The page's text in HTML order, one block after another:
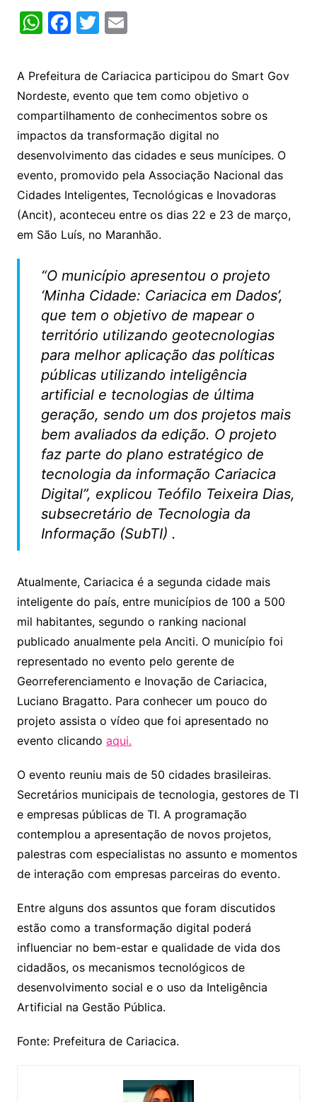
W
at
s
A
p
p
F
c
e
b
o
o
k
T
itt
er
E
ai
l
A Prefeitura de Cariacica participou do Smart Gov
Nordeste, evento que tem como objetivo o
compartilhamento de conhecimentos sobre os
impactos da transformação digital no
desenvolvimento das cidades e seus munícipes. O
evento, promovido pela Associação Nacional das
Cidades Inteligentes, Tecnológicas e Inovadoras
(Ancit), aconteceu entre os dias 22 e 23 de março,
em São Luís, no Maranhão.
“O município apresentou o projeto
‘Minha Cidade: Cariacica em Dados’,
que tem o objetivo de mapear o
território utilizando geotecnologias
para melhor aplicação das políticas
públicas utilizando inteligência
artificial e tecnologias de última
geração, sendo um dos projetos mais
bem avaliados da edição. O projeto
faz parte do plano estratégico de
tecnologia da informação Cariacica
Digital”, explicou Teófilo Teixeira Dias,
subsecretário de Tecnologia da
Informação (SubTI) .
Atualmente, Cariacica é a segunda cidade mais
inteligente do país, entre municípios de 100 a 500
mil habitantes, segundo o ranking nacional
publicado anualmente pela Anciti. O município foi
representado no evento pelo gerente de
Georreferenciamento e Inovação de Cariacica,
Luciano Bragatto. Para conhecer um pouco do
projeto assista o vídeo que foi apresentado no
evento clicando aqui.
O evento reuniu mais de 50 cidades brasileiras.
Secretários municipais de tecnologia, gestores de TI
e empresas públicas de TI. A programação
contemplou a apresentação de novos projetos,
palestras com especialistas no assunto e momentos
de interação com empresas parceiras do evento.
Entre alguns dos assuntos que foram discutidos
estão como a transformação digital poderá
influenciar no bem-estar e qualidade de vida dos
cidadãos, os mecanismos tecnológicos de
desenvolvimento social e o uso da Inteligência
Artificial na Gestão Pública.
Fonte: Prefeitura de Cariacica.